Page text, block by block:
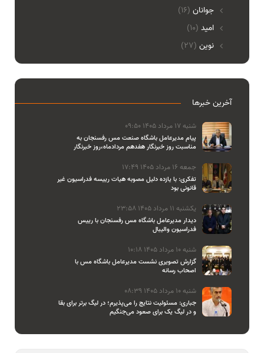
جوانان (16)
امید (10)
نوین (27)
آخرین خبرها
شنبه 17 مرداد 1405 09:50
پیام مدیرعامل باشگاه صنعت مس رفسنجان به
مناسبت روز خبرنگار هفدهم مردادماه،روز خبرنگار
جمعه 16 مرداد 1405 17:49
تفکری: با یازده دلیل مصوبه هیات رییسه فدراسیون غیر
قانونی بود
یکشنبه 11 مرداد 1405 23:58
دیدار مدیرعامل باشگاه مس رفسنجان با رییس
فدراسیون والیبال
شنبه 10 مرداد 1405 10:18
گزارش تصویری نشست مدیرعامل باشگاه مس با
اصحاب رسانه
شنبه 10 مرداد 1405 08:39
جباری: مسئولیت نتایج را می‌پذیرم؛ در لیگ برتر برای بقا
و در لیگ یک برای صعود می‌جنگیم